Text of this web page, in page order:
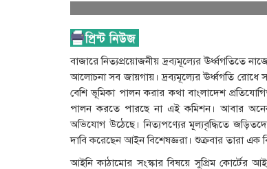
বাজারে নিত্যপ্রয়োজনীয় দ্রব্যমূল্যের ঊর্ধ্বগতিতে
আলোচনা সব জায়গায়। দ্রব্যমূল্যের ঊর্ধ্বগতি রোধে
বেশি ভূমিকা পালন করার কথা বাংলাদেশ
পালন করতে পারছে না এই কমিশন। আবার
অভিযোগ উঠেছে। নিত্যপণ্যের মূল্যবৃদ্ধিতে
দাবি করেছেন আইন বিশেষজ্ঞরা। শুক্রবার তারা এক
আইনি কাঠামোর সংস্কার বিষয়ে সুপ্রিম কোর্টের